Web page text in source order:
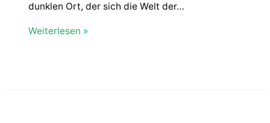
dunklen Ort, der sich die Welt der…
Weiterlesen »